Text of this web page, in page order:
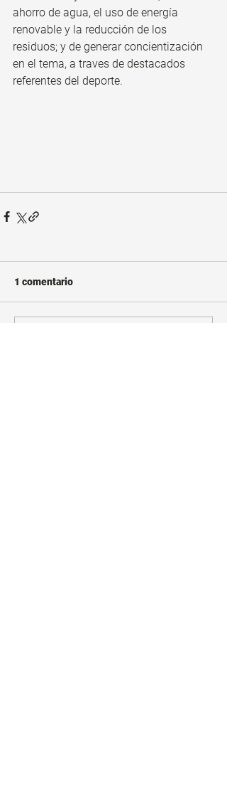
ahorro de agua, el uso de energía
renovable y la reducción de los
residuos; y de generar concientización
en el tema, a traves de destacados
referentes del deporte.
1 comentario